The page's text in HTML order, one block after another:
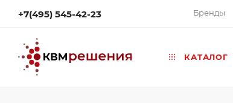
+7(495) 545-42-23 Бренды
КАТАЛОГ